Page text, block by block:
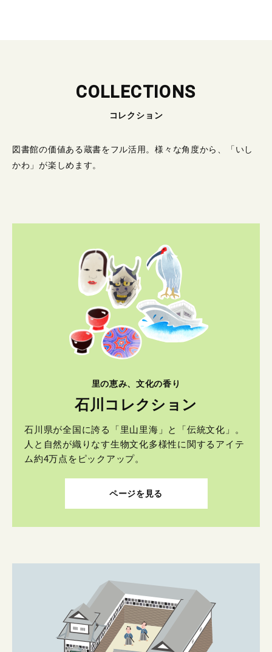
COLLECTIONS
コレクション
図書館の価値ある蔵書をフル活用。様々な角度から、「いし
かわ」が楽しめます。
里の恵み、文化の香り
石川コレクション
石川県が全国に誇る「里山里海」と「伝統文化」。
人と自然が織りなす生物文化多様性に関するアイテ
ム約4万点をピックアップ。
ページを見る